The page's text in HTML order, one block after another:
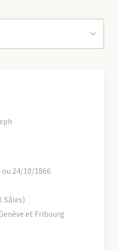
24/10/1866
Sâles)
et Fribourg